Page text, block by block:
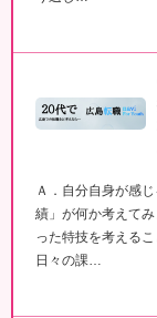
Ａ．自分自身が感
績」が何か考えて
った特技を考える
日々の課…